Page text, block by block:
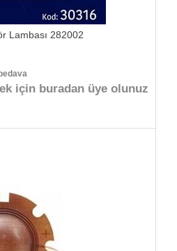
Lambası 282002
için buradan üye olunuz